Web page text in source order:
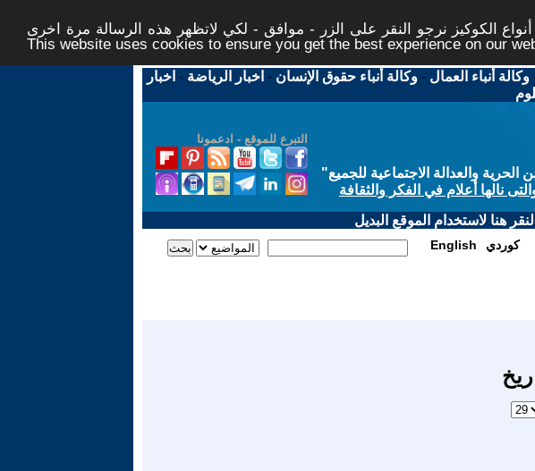
الكوكيز نرجو النقر على الزر - موافق - لكي لاتظهر هذه الرسالة مرة اخرى -
This website uses cookies to ensure you get the best experience on our
وكالة أنباء العمال -وكالة أنباء حقوق الإنسان - اخبار الرياضة - اخبار
التبرع للموقع - ادعمونا
والعدالة الاجتماعية للجميع"
نالها أعلام في الفكر والثقافة
هنا لاستخدام الموقع البديل
English كوردي